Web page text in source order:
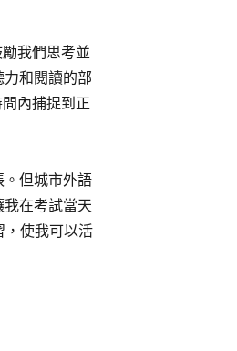
我們思考並
和閱讀的部
內捕捉到正
但城市外語
在考試當天
，使我可以活